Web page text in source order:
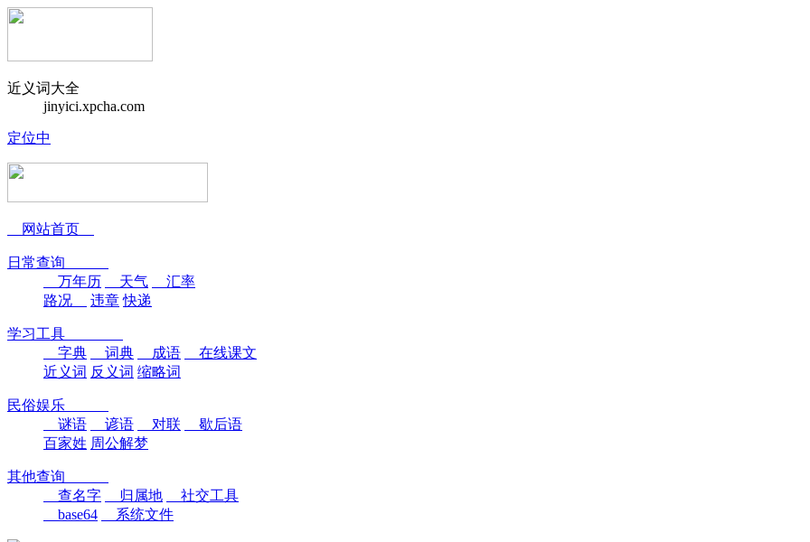
近义词大全
jinyici.xpcha.com
定位中
网站首页
日常查询
万年历
天气
汇率
路况
违章 快递
学习工具
字典
词典 成语
在线课文
近义词 反义词 缩略词
民俗娱乐
谜语
谚语 对联
歇后语
百家姓 周公解梦
其他查询
查名字
归属地
社交工具
base64
系统文件